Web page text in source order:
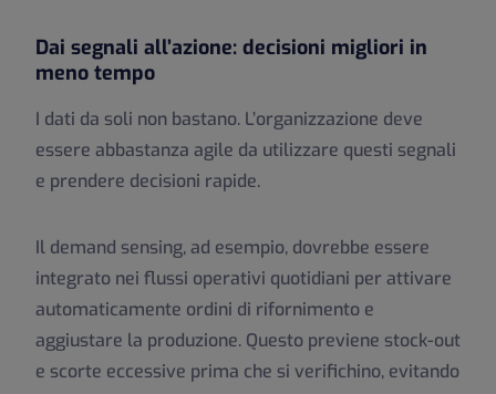
Dai segnali all’azione: decisioni migliori in
meno tempo
I dati da soli non bastano. L’organizzazione deve
essere abbastanza agile da utilizzare questi segnali
e prendere decisioni rapide.
Il demand sensing, ad esempio, dovrebbe essere
integrato nei flussi operativi quotidiani per attivare
automaticamente ordini di rifornimento e
aggiustare la produzione. Questo previene stock-out
e scorte eccessive prima che si verifichino, evitando